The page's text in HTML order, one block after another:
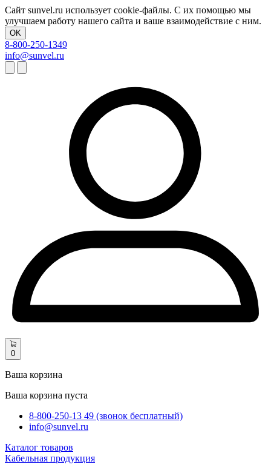
Сайт sunvel.ru использует cookie-файлы. С их помощью мы
улучшаем работу нашего сайта и ваше взаимодействие с ним.
OK
8-800-250-1349
info@sunvel.ru
0
Ваша корзина
Ваша корзина пуста
8-800-250-13 49 (звонок бесплатный)
info@sunvel.ru
Каталог товаров
Кабельная продукция